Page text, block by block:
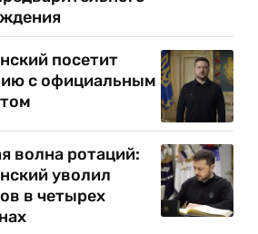
посетит
с официальным
волна ротаций:
уволил
в четырех